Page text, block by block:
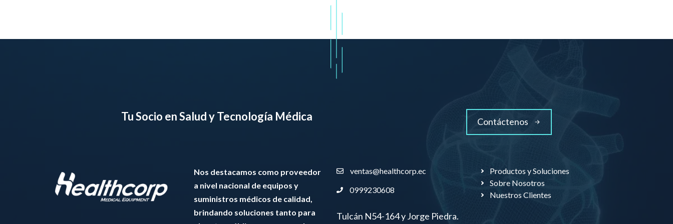
Tu Socio en Salud y Tecnología Médica Contáctenos
Nos destacamos como proveedor
a nivel nacional de equipos y
suministros médicos de calidad,
brindando soluciones tanto para
ventas@healthcorp.ec
0999230608
Tulcán N54-164 y Jorge Piedra.
Productos y Soluciones
Sobre Nosotros
Nuestros Clientes